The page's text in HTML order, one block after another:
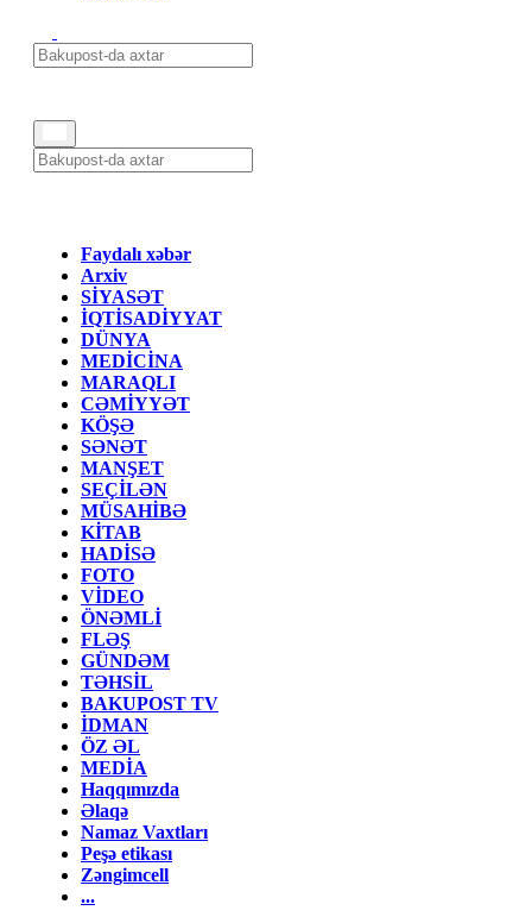
Faydalı xəbər
Arxiv
SİYASƏT
İQTİSADİYYAT
DÜNYA
MEDİCİNA
MARAQLI
CƏMİYYƏT
KÖŞƏ
SƏNƏT
MANŞET
SEÇİLƏN
MÜSAHİBƏ
KİTAB
HADİSƏ
FOTO
VİDEO
ÖNƏMLİ
FLƏŞ
GÜNDƏM
TƏHSİL
BAKUPOST TV
İDMAN
ÖZ ƏL
MEDİA
Haqqımızda
Əlaqə
Namaz Vaxtları
Peşə etikası
Zəngimcell
...